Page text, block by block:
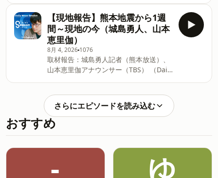
き）👉https://bit.ly/4oOGExT 発信型ニ
ュース・プロジェクト「荻上チキ・
Session」 ★月～金曜日 17:00～
20:00 TBSラジオで生放送 パーソナリ
ティ：荻上チキ、片桐千晶 番組HP：⁠荻
上チキ・Session⁠ 番組メールアドレ
ス：⁠ss954@tbs.co.jp⁠ 番組Xアカウン
ト：⁠@Session_1530⁠ ハッシュタグは
choices. Visi
の無料体験つき）👉
https://bit.ly/4oOGExT 発信型ニュー
ス・プロジェクト「荻上チキ・
Session」 ★月～金曜日 17:00～
20:00 TBSラジオで生放送 パーソナリ
ティ：荻上チキ、片桐千晶 番組HP：⁠⁠⁠⁠⁠⁠⁠⁠⁠⁠⁠⁠⁠⁠⁠⁠⁠⁠⁠⁠⁠⁠⁠⁠⁠⁠⁠荻
上チキ・Session⁠⁠⁠⁠⁠⁠⁠⁠⁠⁠⁠⁠⁠⁠⁠⁠⁠⁠⁠⁠⁠⁠⁠⁠⁠⁠⁠ 番組メールアドレ
ス：⁠⁠⁠⁠⁠⁠⁠⁠⁠⁠⁠⁠⁠⁠⁠⁠⁠⁠⁠⁠⁠⁠⁠⁠⁠⁠⁠ss954@tbs.co.jp⁠⁠⁠⁠⁠⁠⁠⁠⁠⁠⁠⁠⁠⁠⁠⁠⁠⁠⁠⁠⁠⁠⁠⁠⁠⁠⁠ 番組Xアカウン
ト：⁠⁠⁠⁠⁠⁠⁠⁠⁠⁠⁠⁠⁠⁠⁠⁠⁠⁠⁠⁠⁠⁠⁠⁠⁠⁠⁠@Session_1530⁠⁠⁠⁠⁠⁠⁠⁠⁠⁠⁠⁠⁠⁠⁠
【現地報告】熊本地震から1週
間～現地の今（城島勇人、山本
恵里伽）
8月 4, 2026 1076
取材報告：城島勇人記者（熊本放送）、
山本恵里伽アナウンサー（TBS） （Daily
6,000円OFFで始められます（8/16まで・
7日間の無料体験つき）👉
https://bit.ly/4oOGExT =============
発信型ニュース・プロジェクト「荻上チ
20:00 TBSラジオで生放送 パーソナリ
HP：⁠⁠⁠⁠⁠⁠⁠⁠⁠⁠⁠⁠⁠⁠⁠⁠⁠⁠⁠⁠⁠⁠⁠⁠⁠⁠⁠⁠⁠⁠⁠⁠⁠⁠⁠⁠⁠⁠⁠⁠⁠⁠⁠⁠⁠⁠⁠⁠⁠⁠⁠⁠⁠⁠⁠⁠⁠⁠⁠⁠⁠⁠⁠⁠⁠⁠⁠⁠荻上チキ・Session⁠⁠⁠⁠⁠⁠⁠⁠⁠⁠⁠⁠⁠⁠⁠⁠⁠⁠⁠⁠⁠⁠⁠⁠⁠⁠⁠⁠⁠⁠⁠⁠⁠⁠⁠⁠⁠⁠⁠⁠⁠⁠⁠⁠⁠⁠⁠⁠⁠⁠⁠⁠⁠⁠⁠⁠⁠⁠⁠⁠⁠⁠⁠⁠⁠
さらにエピソードを読み込む
おすすめ
- ゆ